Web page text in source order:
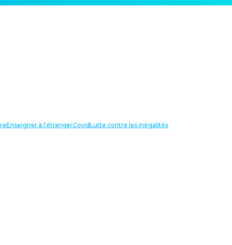
Enseigner à l'étrangerCovidLutte contre les inégalités